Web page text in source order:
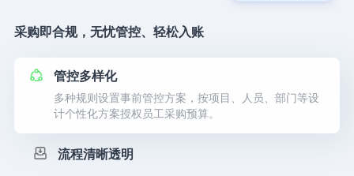
采购即合规，无忧管控、轻松入账
管控多样化
多种规则设置事前管控方案，按项目、人员、部门等设
计个性化方案授权员工采购预算。
流程清晰透明